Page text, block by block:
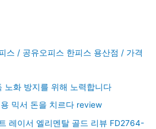
스 / 공유오피스 한피스 용산점 / 가격
노화 방지를 위해 노력합니다
믹서 돈을 치르다 review
레이서 엘리멘탈 골드 리뷰 FD2764-